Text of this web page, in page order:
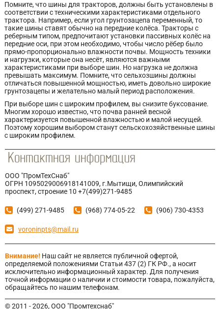
Помните, что шины для тракторов, должны быть установлены в
соответствии с техническими характеристиками отдельного
трактора. Например, если угол грунтозацепа переменный, то
такие шины ставят обычно на передние колёса. Тракторы с
реберным типом, предпочитают установки пассивных колёс на
передние оси, при этом необходимо, чтобы число рёбер было
прямо-пропорционально влажности почвы. Мощность техники
и нагрузки, которые она несёт, являются важными
характеристиками при выборе шин. Но нагрузка не должна
превышать максимум. Помните, что сельхозшины должны
отличаться повышенной мощностью, иметь довольно широкие
грунтозацепы и желательно малый период расположения.
При выборе шин с широким профилем, вы снизите буксование.
Многим хорошо известно, что почва ранней весной
характеризуется повышенной влажностью и малой несущей.
Поэтому хорошим выбором станут сельскохозяйственные шины
с широким профилем.
ООО "ПромТехСнаб"
ОГРН 1095029006918141009, г.Мытищи, Олимпийский
проспект, строение 10 +7(499)271-9485
(499) 271-9485 (968) 774-05-22 (906) 730-4353
voroninpts@mail.ru
Внимание! Наш сайт не является публичной офертой,
определяемой положениями Статьи 437 (2) ГК РФ., а носит
исключительно информационный характер. Для получения
точной информации о наличии и стоимости товара, пожалуйста,
обращайтесь по нашим телефонам.
© 2011 - 2026, ООО "Промтехснаб"